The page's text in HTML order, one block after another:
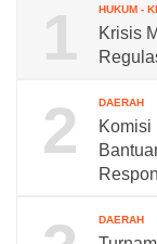
1 HUKUM -
Krisis
2 DAERAH
Komisi
DAERAH